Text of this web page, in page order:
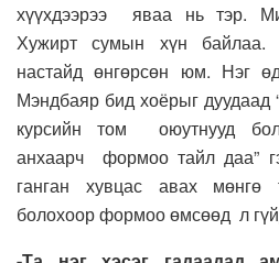
хүүхдээрээ яваа нь тэр.
Хужирт сумын хүн байлаа.
настайд өнгөрсөн юм. Нэг
Мэндбаяр бид хоёрыг дуудаад
курсийн том оюутнууд
анхаарч формоо тайл даа”
ганган хувцас авах мөнгө
болохоор формоо өмсөөд л